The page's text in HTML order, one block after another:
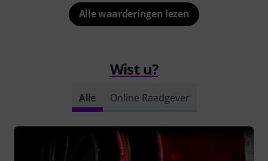
Alle waarderingen lezen
Wist u?
Alle Online Raadgever